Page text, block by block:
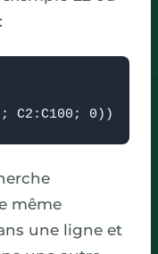
C2:C100; 0))
même
une ligne et